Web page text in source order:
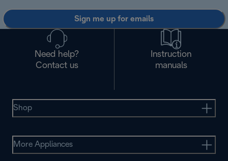
Sign me up for emails
Need help?
Contact us
Instruction
manuals
Shop
More Appliances